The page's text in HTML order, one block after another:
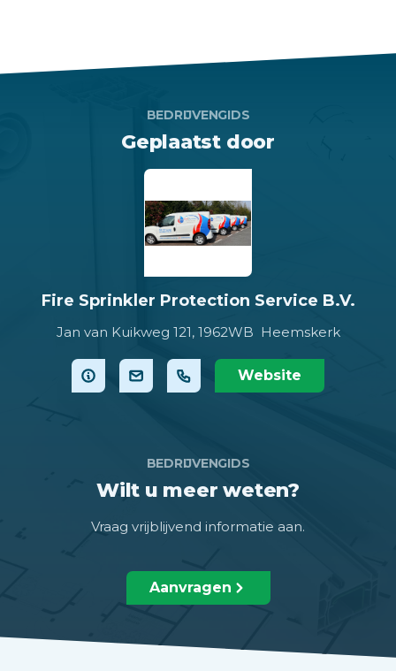
BEDRIJVENGIDS
Geplaatst door
Fire Sprinkler Protection Service B.V.
Jan van Kuikweg 121, 1962WB Heemskerk
Website
BEDRIJVENGIDS
Wilt u meer weten?
Vraag vrijblijvend informatie aan.
Aanvragen